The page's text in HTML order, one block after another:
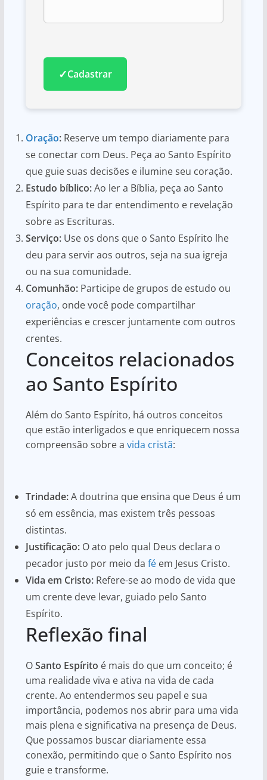
✓Cadastrar
Oração:Reserve um tempo diariamente para
se conectar com Deus. Peça ao Santo Espírito
que guie suas decisões e ilumine seu coração.
Estudo bíblico:Ao ler a Bíblia, peça ao Santo
Espírito para te dar entendimento e revelação
sobre as Escrituras.
Serviço:Use os dons que o Santo Espírito lhe
deu para servir aos outros, seja na sua igreja
ou na sua comunidade.
Comunhão:Participe de grupos de estudo ou
oração, onde você pode compartilhar
experiências e crescer juntamente com outros
crentes.
Conceitos relacionados
ao Santo Espírito
Além do Santo Espírito, há outros conceitos
que estão interligados e que enriquecem nossa
compreensão sobre a vida cristã:
Trindade:A doutrina que ensina que Deus é um
só em essência, mas existem três pessoas
distintas.
Justificação:O ato pelo qual Deus declara o
pecador justo por meio da féem Jesus Cristo.
Vida em Cristo:Refere-se ao modo de vida que
um crente deve levar, guiado pelo Santo
Espírito.
Reflexão final
OSanto Espírito é mais do que um conceito; é
uma realidade viva e ativa na vida de cada
crente. Ao entendermos seu papel e sua
importância, podemos nos abrir para uma vida
mais plena e significativa na presença de Deus.
Que possamos buscar diariamente essa
conexão, permitindo que o Santo Espírito nos
guie e transforme.